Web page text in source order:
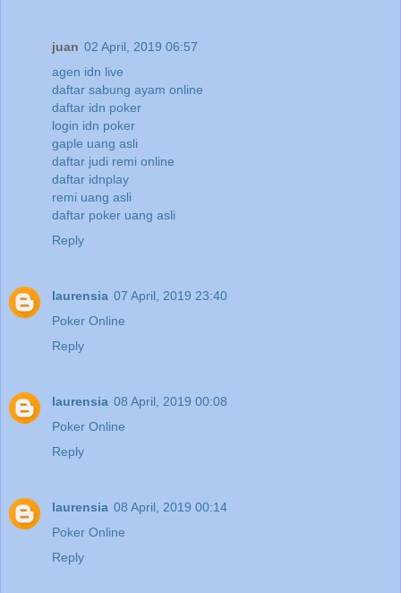
juan 02 April, 2019 06:57
agen idn live
daftar sabung ayam online
daftar idn poker
login idn poker
gaple uang asli
daftar judi remi online
daftar idnplay
remi uang asli
daftar poker uang asli
Reply
laurensia 07 April, 2019 23:40
Poker Online
Reply
laurensia 08 April, 2019 00:08
Poker Online
Reply
laurensia 08 April, 2019 00:14
Poker Online
Reply